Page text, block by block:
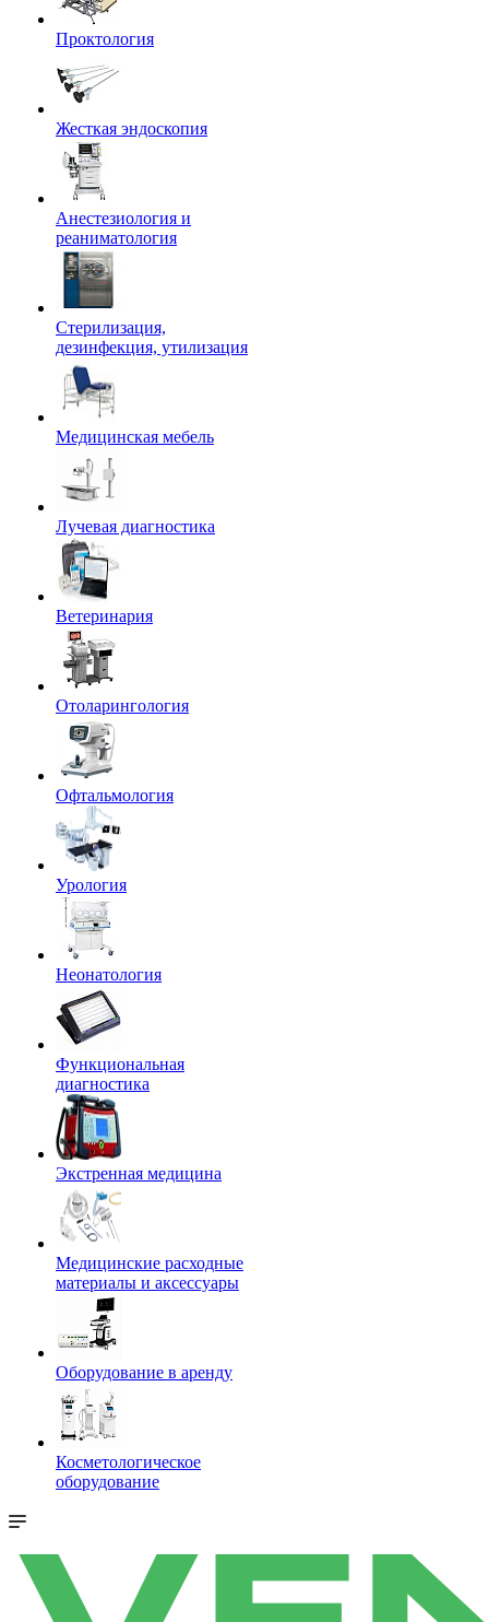
Проктология
Жесткая эндоскопия
Анестезиология и
реаниматология
Стерилизация,
дезинфекция, утилизация
Медицинская мебель
Лучевая диагностика
Ветеринария
Отоларингология
Офтальмология
Урология
Неонатология
Функциональная
диагностика
Экстренная медицина
Медицинские расходные
материалы и аксессуары
Оборудование в аренду
Косметологическое
оборудование